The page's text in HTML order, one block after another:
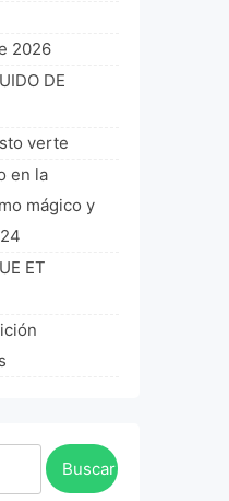
2026
DE
verte
en la
mágico y
ET